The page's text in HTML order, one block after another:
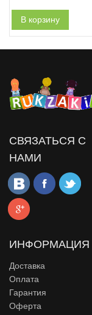
В корзину
СВЯЗАТЬСЯ С
НАМИ
ИНФОРМАЦИЯ
Доставка
Оплата
Гарантия
Оферта